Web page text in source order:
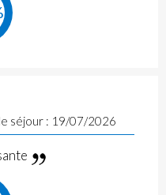
séjour : 19/07/2026